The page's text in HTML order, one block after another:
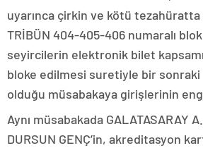
uyarınca çirkin ve kötü tezahüratta
TRİBÜN 404-405-406 numaralı
seyircilerin elektronik bilet
bloke edilmesi suretiyle bir
olduğu müsabakaya girişlerinin
Aynı müsabakada GALATASARAY
DURSUN GENÇ’in, akreditasyon